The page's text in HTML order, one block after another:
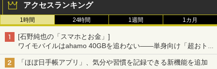
アクセスランキング
1時間 24時間 1週間 1カ月
[石野純也の「スマホとお金」]
ワイモバイルはahamo 40GBを追わない――単身向け「超おトク
割」の安さと1年限定の注意点
「ほぼ日手帳アプリ」、気分や習慣を記録できる新機能を追加